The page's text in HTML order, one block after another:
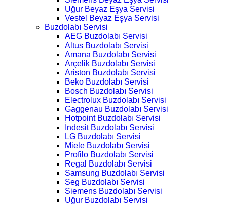
Uğur Beyaz Eşya Servisi
Vestel Beyaz Eşya Servisi
Buzdolabı Servisi
AEG Buzdolabı Servisi
Altus Buzdolabı Servisi
Amana Buzdolabı Servisi
Arçelik Buzdolabı Servisi
Ariston Buzdolabı Servisi
Beko Buzdolabı Servisi
Bosch Buzdolabı Servisi
Electrolux Buzdolabı Servisi
Gaggenau Buzdolabı Servisi
Hotpoint Buzdolabı Servisi
İndesit Buzdolabı Servisi
LG Buzdolabı Servisi
Miele Buzdolabı Servisi
Profilo Buzdolabı Servisi
Regal Buzdolabı Servisi
Samsung Buzdolabı Servisi
Seg Buzdolabı Servisi
Siemens Buzdolabı Servisi
Uğur Buzdolabı Servisi